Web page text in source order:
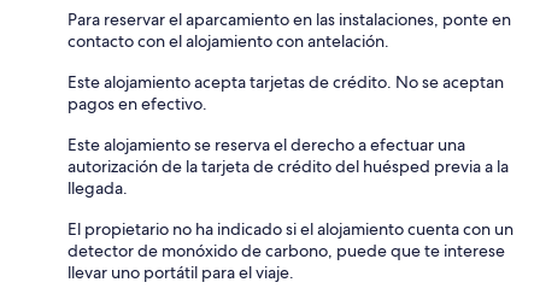
Para reservar el aparcamiento en las instalaciones, ponte en
contacto con el alojamiento con antelación.
Este alojamiento acepta tarjetas de crédito. No se aceptan
pagos en efectivo.
Este alojamiento se reserva el derecho a efectuar una
autorización de la tarjeta de crédito del huésped previa a la
llegada.
El propietario no ha indicado si el alojamiento cuenta con un
detector de monóxido de carbono, puede que te interese
llevar uno portátil para el viaje.